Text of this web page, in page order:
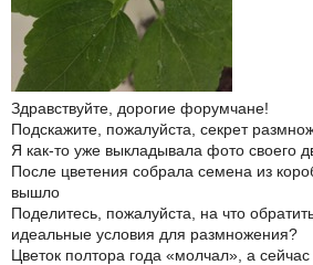
Здравствуйте, дорогие форумчане!
Подскажите, пожалуйста, секрет
Я как-то уже выкладывала фото своего
После цветения собрала семена из
вышло
Поделитесь, пожалуйста, на что
идеальные условия для размножения?
Цветок полтора года «молчал», а